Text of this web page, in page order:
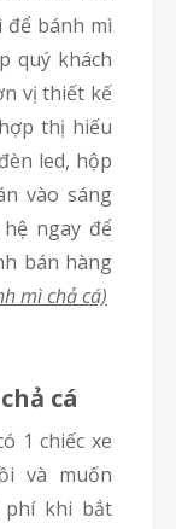
bánh mì
quý khách
vị thiết kế
thị hiếu
led, hộp
vào sáng
ngay để
bán hàng
mì chả cá)
cá
và muốn
khi bắt